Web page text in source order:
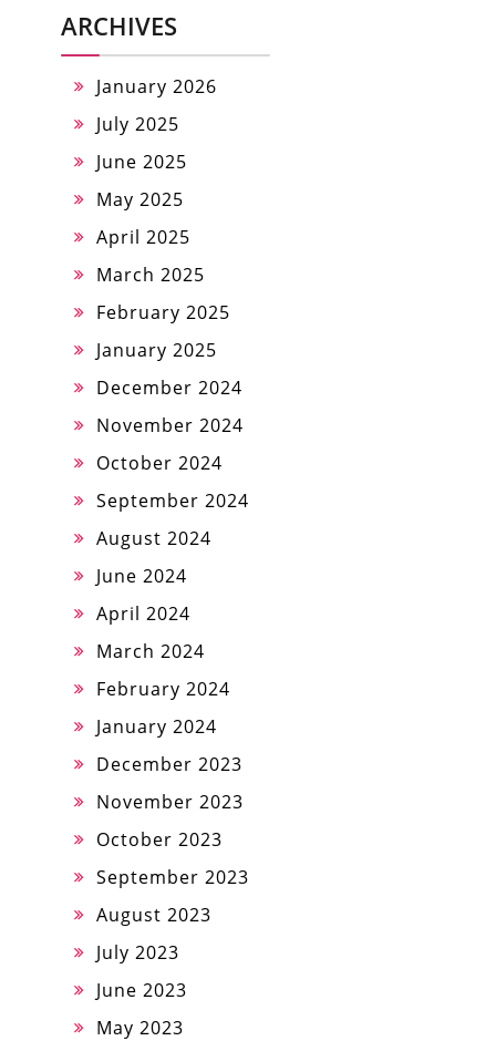
ARCHIVES
January 2026
July 2025
June 2025
May 2025
April 2025
March 2025
February 2025
January 2025
December 2024
November 2024
October 2024
September 2024
August 2024
June 2024
April 2024
March 2024
February 2024
January 2024
December 2023
November 2023
October 2023
September 2023
August 2023
July 2023
June 2023
May 2023